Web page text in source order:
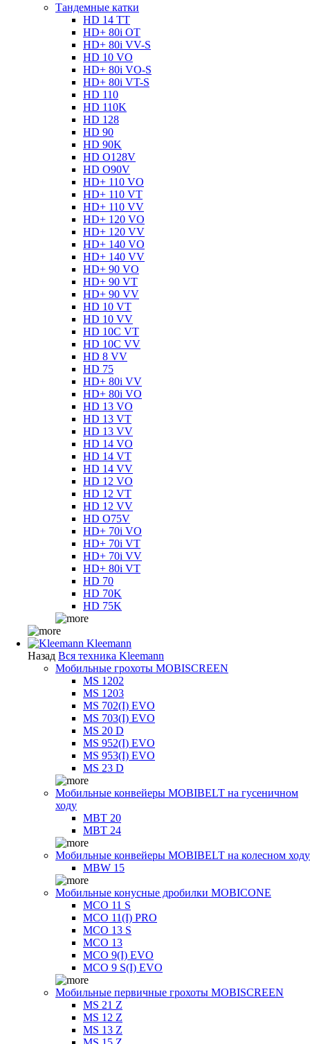
Тандемные катки
HD 14 TT
HD+ 80i OT
HD+ 80i VV-S
HD 10 VO
HD+ 80i VO-S
HD+ 80i VT-S
HD 110
HD 110K
HD 128
HD 90
HD 90K
HD O128V
HD O90V
HD+ 110 VO
HD+ 110 VT
HD+ 110 VV
HD+ 120 VO
HD+ 120 VV
HD+ 140 VO
HD+ 140 VV
HD+ 90 VO
HD+ 90 VT
HD+ 90 VV
HD 10 VT
HD 10 VV
HD 10C VT
HD 10C VV
HD 8 VV
HD 75
HD+ 80i VV
HD+ 80i VO
HD 13 VO
HD 13 VT
HD 13 VV
HD 14 VO
HD 14 VT
HD 14 VV
HD 12 VO
HD 12 VT
HD 12 VV
HD O75V
HD+ 70i VO
HD+ 70i VT
HD+ 70i VV
HD+ 80i VT
HD 70
HD 70K
HD 75K
Kleemann
Назад Вся техника Kleemann
Мобильные грохоты MOBISCREEN
MS 1202
MS 1203
MS 702(I) EVO
MS 703(I) EVO
MS 20 D
MS 952(I) EVO
MS 953(I) EVO
MS 23 D
Мобильные конвейеры MOBIBELT на гусеничном
ходу
MBT 20
MBT 24
Мобильные конвейеры MOBIBELT на колесном ходу
MBW 15
Мобильные конусные дробилки MOBICONE
MCO 11 S
MCO 11(I) PRO
MCO 13 S
MCO 13
MCO 9(I) EVO
MCO 9 S(I) EVO
Мобильные первичные грохоты MOBISCREEN
MS 21 Z
MS 12 Z
MS 13 Z